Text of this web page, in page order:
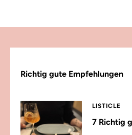
Richtig gute Empfehlungen
LISTICLE
7 Richtig